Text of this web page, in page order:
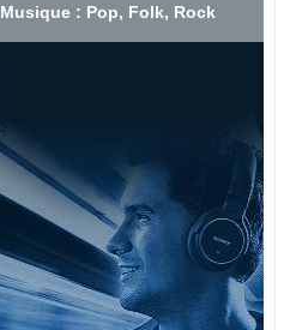
Musique : Pop, Folk, Rock